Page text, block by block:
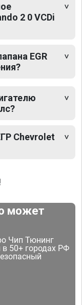
2 0 VCDi
EGR
Chevrolet
может
Чип Тюнинг
50+ городах РФ